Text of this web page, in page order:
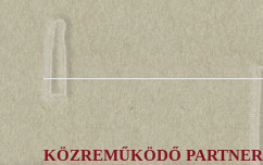
KÖZREMŰKÖDŐ PARTNER